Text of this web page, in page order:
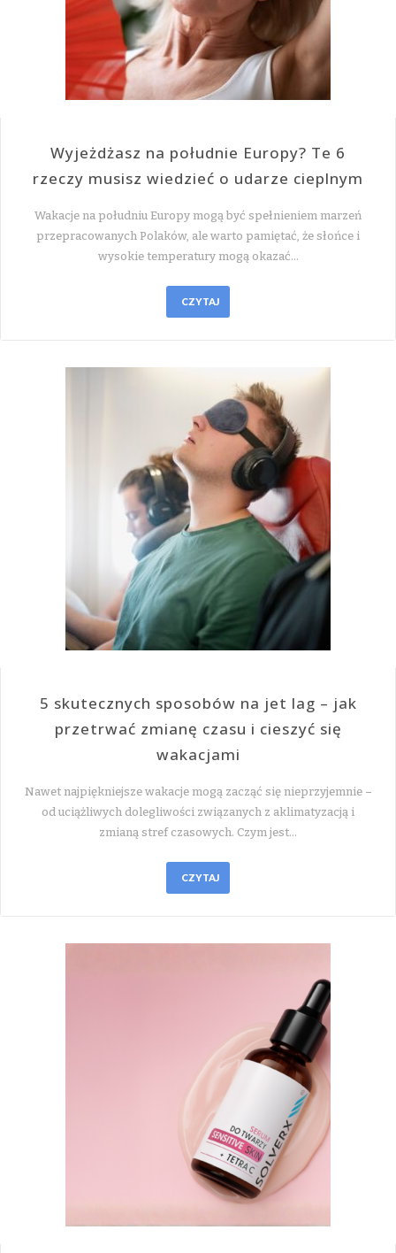
Wyjeżdżasz na południe Europy? Te 6
rzeczy musisz wiedzieć o udarze cieplnym
Wakacje na południu Europy mogą być spełnieniem marzeń
przepracowanych Polaków, ale warto pamiętać, że słońce i
wysokie temperatury mogą okazać…
CZYTAJ
5 skutecznych sposobów na jet lag – jak
przetrwać zmianę czasu i cieszyć się
wakacjami
Nawet najpiękniejsze wakacje mogą zacząć się nieprzyjemnie –
od uciążliwych dolegliwości związanych z aklimatyzacją i
zmianą stref czasowych. Czym jest…
CZYTAJ